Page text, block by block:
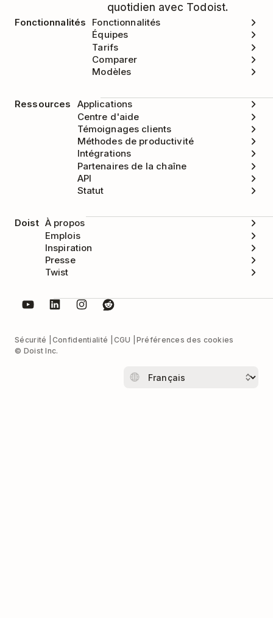
quotidien avec Todoist.
Fonctionnalités
Fonctionnalités
Équipes
Tarifs
Comparer
Modèles
Ressources
Applications
Centre d'aide
Témoignages clients
Méthodes de productivité
Intégrations
Partenaires de la chaîne
API
Statut
Doist À propos
Emplois
Inspiration
Presse
Twist
Sécurité Confidentialité CGU
Préférences des cookies
© Doist Inc.